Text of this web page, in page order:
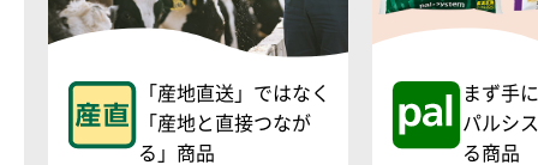
「産地直送」ではなく
「産地と直接つなが
る」商品
まず手
パルシ
る商品